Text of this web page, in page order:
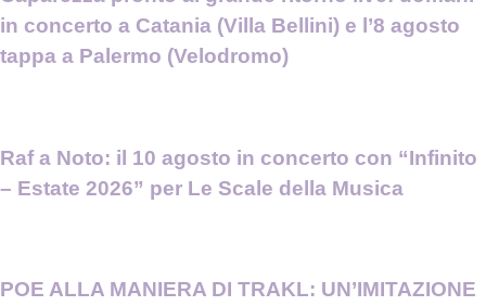
in concerto a Catania (Villa Bellini) e l’8 agosto
tappa a Palermo (Velodromo)
Raf a Noto: il 10 agosto in concerto con “Infinito
– Estate 2026” per Le Scale della Musica
POE ALLA MANIERA DI TRAKL: UN’IMITAZIONE